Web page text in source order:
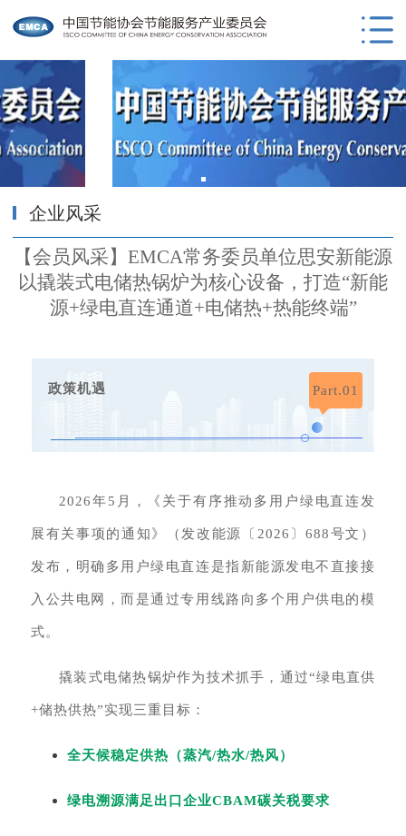
企业风采
【会员风采】EMCA常务委员单位思安新能源
以撬装式电储热锅炉为核心设备，打造“新能
源+绿电直连通道+电储热+热能终端”
政策机遇 Part.01
2026年5月，《关于有序推动多用户绿电直连发
展有关事项的通知》（发改能源〔2026〕688号文）
发布，明确多用户绿电直连是指新能源发电不直接接
入公共电网，而是通过专用线路向多个用户供电的模
式。
撬装式电储热锅炉作为技术抓手，通过“绿电直供
+储热供热”实现三重目标：
全天候稳定供热（蒸汽/热水/热风）
绿电溯源满足出口企业CBAM碳关税要求